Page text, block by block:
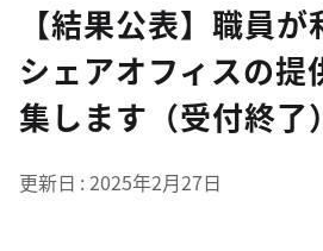
【結果公表】職員
シェアオフィスの提
集します（受付終了）
更新日 2025年2月27日